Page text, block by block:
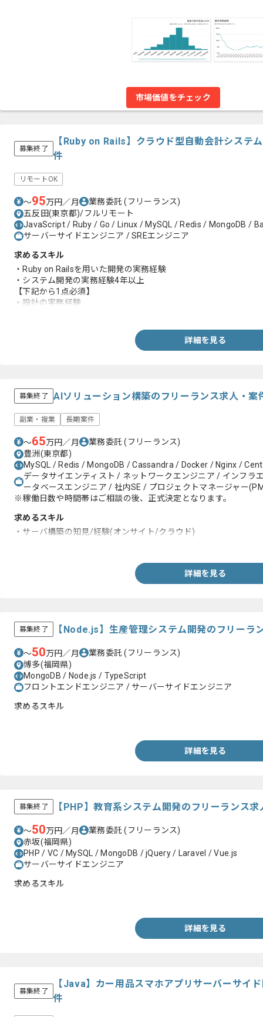
市場価値をチェック
募集終了
【Ruby on Rails】クラウド型自動会計システ
件
リモートOK
〜95万円／月 業務委託(フリーランス)
五反田(東京都)/フルリモート
JavaScript / Ruby / Go / Linux / MySQL / Redis / MongoDB /
サーバーサイドエンジニア / SREエンジニア
求めるスキル
・Ruby on Railsを用いた開発の実務経験
・システム開発の実務経験4年以上
【下記から1点必須】
・設計の実務経験
・ユーザ起点の問い合わせ対応の実務経験
・運用改善の実務経験
・コードでの仕様把握と調査の実務経験
・非エンジニアと協議しながらプロジェクトを進めた実務経験
詳細を見る
募集終了 AIソリューション構築のフリーランス求人・案
副業・複業 長期案件
〜65万円／月 業務委託(フリーランス)
豊洲(東京都)
MySQL / Redis / MongoDB / Cassandra / Docker / Nginx /
データサイエンティスト / ネットワークエンジニア / インフラ
ータベースエンジニア / 社内SE / プロジェクトマネージャー
※稼働日数や時間帯はご相談の後、正式決定となります。
求めるスキル
・サーバ構築の知見/経験(オンサイト/クラウド)
詳細を見る
募集終了 【Node.js】生産管理システム開発のフリーラ
〜50万円／月 業務委託(フリーランス)
博多(福岡県)
MongoDB / Node.js / TypeScript
フロントエンドエンジニア / サーバーサイドエンジニア
求めるスキル
詳細を見る
募集終了 【PHP】教育系システム開発のフリーランス求
〜50万円／月 業務委託(フリーランス)
赤坂(福岡県)
PHP / VC / MySQL / MongoDB / jQuery / Laravel / Vue.js
サーバーサイドエンジニア
求めるスキル
詳細を見る
募集終了
【Java】カー用品スマホアプリサーバーサイ
件